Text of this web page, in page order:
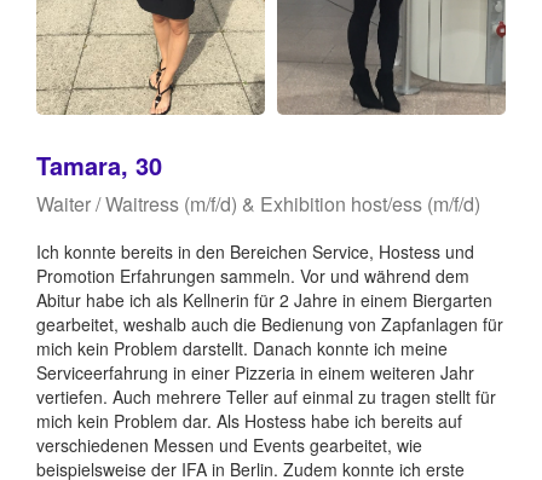
Tamara, 30
Waiter / Waitress (m/f/d) & Exhibition host/ess (m/f/d)
Ich konnte bereits in den Bereichen Service, Hostess und
Promotion Erfahrungen sammeln. Vor und während dem
Abitur habe ich als Kellnerin für 2 Jahre in einem Biergarten
gearbeitet, weshalb auch die Bedienung von Zapfanlagen für
mich kein Problem darstellt. Danach konnte ich meine
Serviceerfahrung in einer Pizzeria in einem weiteren Jahr
vertiefen. Auch mehrere Teller auf einmal zu tragen stellt für
mich kein Problem dar. Als Hostess habe ich bereits auf
verschiedenen Messen und Events gearbeitet, wie
beispielsweise der IFA in Berlin. Zudem konnte ich erste